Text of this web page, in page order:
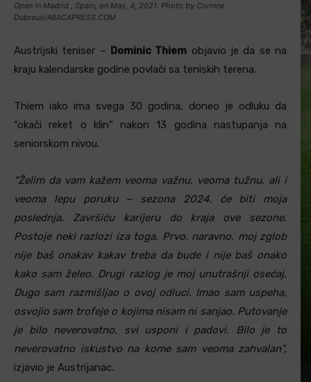
Open in Madrid , Spain, on May, 4, 2021. Photo by Corinne
Dubreuil/ABACAPRESS.COM
Austrijski teniser – Dominic Thiem objavio je da se na
kraju kalendarske godine povlači sa teniskih terena.
Thiem iako ima svega 30 godina, doneo je odluku da
“okači reket o klin” nakon 13 godina nastupanja na
seniorskom nivou.
“Želim da vam kažem veoma važnu, veoma tužnu, ali i
veoma lepu poruku – sezona 2024. će biti moja
poslednja. Završiću karijeru do kraja ove sezone.
Postoje neki razlozi iza toga. Prvo, naravno, moj zglob
nije baš onakav kakav treba da bude i nije baš onako
kako sam želeo. Drugi razlog je moj unutrašnji osećaj.
Dugo sam razmišljao o ovoj odluci. Imao sam uspeha,
osvojio sam trofeje o kojima nisam ni sanjao. Putovanje
je bilo neverovatno, svi usponi i padovi. Bilo je to
neverovatno iskustvo na kome sam veoma zahvalan”,
izjavio je Austrijanac.